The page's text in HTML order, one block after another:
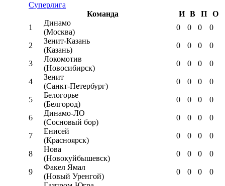
Суперлига
Команда
И В П
О
1
Динамо
(Москва)
0 0 0 0
2
Зенит-Казань
(Казань)
0 0 0 0
3
Локомотив
(Новосибирск)
0 0 0 0
4
Зенит
(Санкт-Петербург)
0 0 0 0
5
Белогорье
(Белгород)
0 0 0 0
6
Динамо-ЛО
(Сосновый бор)
0 0 0 0
7
Енисей
(Красноярск)
0 0 0 0
8
Нова
(Новокуйбышевск)
0 0 0 0
9
Факел Ямал
(Новый Уренгой)
0 0 0 0